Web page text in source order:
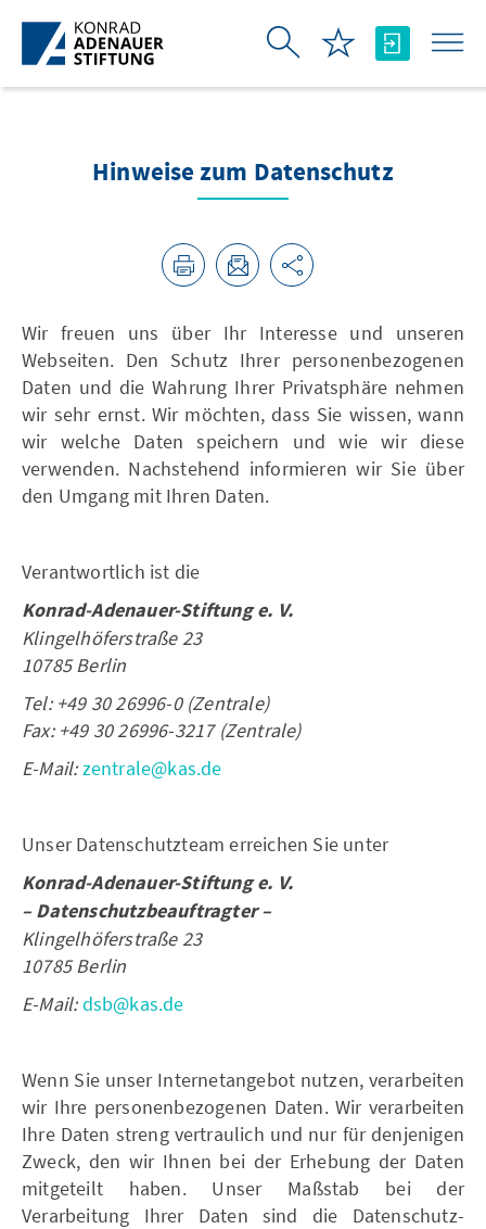
Skip to Main Content
Hinweise zum Datenschutz
Wir freuen uns über Ihr Interesse und unseren
Webseiten. Den Schutz Ihrer personenbezogenen
Daten und die Wahrung Ihrer Privatsphäre nehmen
wir sehr ernst. Wir möchten, dass Sie wissen, wann
wir welche Daten speichern und wie wir diese
verwenden. Nachstehend informieren wir Sie über
den Umgang mit Ihren Daten.
Verantwortlich ist die
Konrad-Adenauer-Stiftung e. V.
Klingelhöferstraße 23
10785 Berlin
Tel: +49 30 26996-0 (Zentrale)
Fax: +49 30 26996-3217 (Zentrale)
E-Mail:zentrale@kas.de
Unser Datenschutzteam erreichen Sie unter
Konrad-Adenauer-Stiftung e. V.
– Datenschutzbeauftragter –
Klingelhöferstraße 23
10785 Berlin
E-Mail:dsb@kas.de
Wenn Sie unser Internetangebot nutzen, verarbeiten
wir Ihre personenbezogenen Daten. Wir verarbeiten
Ihre Daten streng vertraulich und nur für denjenigen
Zweck, den wir Ihnen bei der Erhebung der Daten
mitgeteilt haben. Unser Maßstab bei der
Verarbeitung Ihrer Daten sind die Datenschutz-